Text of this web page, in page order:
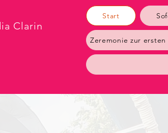
Clarin
Start
Zeremonie zur